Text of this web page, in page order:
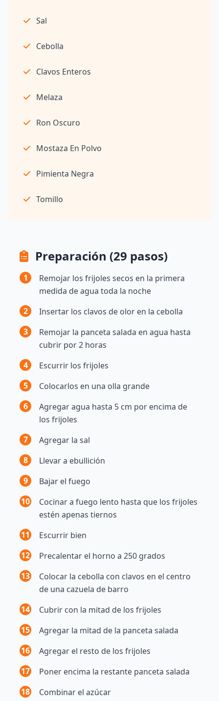
Sal
Cebolla
Clavos Enteros
Melaza
Ron Oscuro
Mostaza En Polvo
Pimienta Negra
Tomillo
Preparación (29 pasos)
1
Remojar los frijoles secos en la primera
medida de agua toda la noche
2
Insertar los clavos de olor en la cebolla
3
Remojar la panceta salada en agua hasta
cubrir por 2 horas
4
Escurrir los frijoles
5
Colocarlos en una olla grande
6
Agregar agua hasta 5 cm por encima de
los frijoles
7
Agregar la sal
8
Llevar a ebullición
9
Bajar el fuego
10
Cocinar a fuego lento hasta que los frijoles
estén apenas tiernos
11
Escurrir bien
12
Precalentar el horno a 250 grados
13
Colocar la cebolla con clavos en el centro
de una cazuela de barro
14
Cubrir con la mitad de los frijoles
15
Agregar la mitad de la panceta salada
16
Agregar el resto de los frijoles
17
Poner encima la restante panceta salada
18
Combinar el azúcar